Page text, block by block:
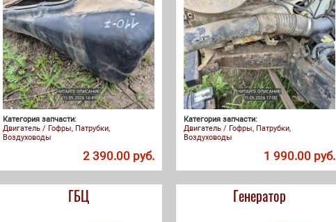
Категория запчасти:
Двигатель / Гофры, Патрубки,
Воздуховоды
2 390.00 руб.
Категория запчасти:
Двигатель / Гофры, Патрубки,
Воздуховоды
1 990.00 руб.
ГБЦ Генератор